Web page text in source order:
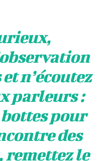
n’écoutez
parleurs :
pour
des
le